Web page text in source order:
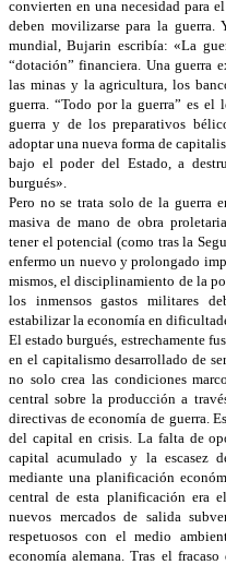
convierten en una necesidad para
deben movilizarse para la guerra.
mundial, Bujarin escribía: «La
“dotación” financiera. Una guerra
las minas y la agricultura, los
guerra. “Todo por la guerra” es el
guerra y de los preparativos
adoptar una nueva forma de
bajo el poder del Estado, a
burgués».
Pero no se trata solo de la guerra
masiva de mano de obra
tener el potencial (como tras la
enfermo un nuevo y prolongado
mismos, el disciplinamiento de la
los inmensos gastos militares
estabilizar la economía en
El estado burgués, estrechamente
en el capitalismo desarrollado de
no solo crea las condiciones
central sobre la producción a
directivas de economía de guerra.
del capital en crisis. La falta de
capital acumulado y la escasez
mediante una planificación
central de esta planificación era
nuevos mercados de salida
respetuosos con el medio
economía alemana. Tras el